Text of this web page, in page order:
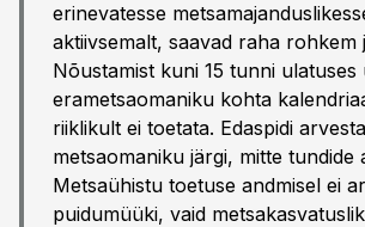
erinevatesse
aktiivsemalt, saavad raha rohkem
Nõustamist kuni 15 tunni ulatuses
erametsaomaniku kohta
riiklikult ei toetata. Edaspidi
metsaomaniku järgi, mitte tundide
Metsaühistu toetuse andmisel ei
puidumüüki, vaid